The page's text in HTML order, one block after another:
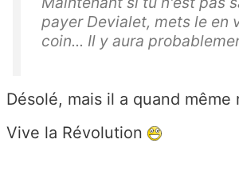
payer Devialet, mets le en
coin... Il y aura
Désolé, mais il a quand même
Vive la Révolution